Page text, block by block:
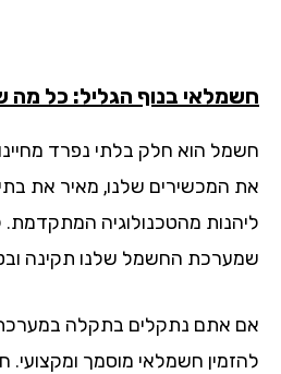
בנוף הגליל: כל מה
הוא חלק בלתי נפרד מחיינו
המכשירים שלנו, מאיר את בתינו
מהטכנולוגיה המתקדמת. לכן,
החשמל שלנו תקינה ובטוחה.
אתם נתקלים בתקלה במערכת
חשמלאי מוסמך ומקצועי.